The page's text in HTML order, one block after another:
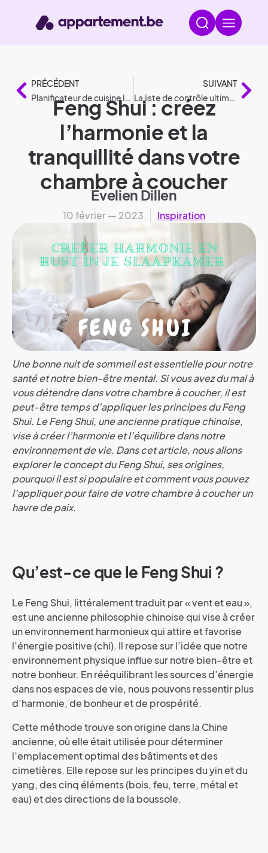
PRÉCÉDENT
Planificateur de cuisine Ikea : la cuisine de vos rêves en ligne
SUIVANT
La liste de contrôle ultime pour les déménagements
Feng Shui : créez
l’harmonie et la
tranquillité dans votre
chambre à coucher
Evelien Dillen
10 février — 2023 Inspiration
Une bonne nuit de sommeil est essentielle pour notre
santé et notre bien-être mental. Si vous avez du mal à
vous détendre dans votre chambre à coucher, il est
peut-être temps d’appliquer les principes du Feng
Shui. Le Feng Shui, une ancienne pratique chinoise,
vise à créer l’harmonie et l’équilibre dans notre
environnement de vie. Dans cet article, nous allons
explorer le concept du Feng Shui, ses origines,
pourquoi il est si populaire et comment vous pouvez
l’appliquer pour faire de votre chambre à coucher un
havre de paix.
Qu’est-ce que le Feng Shui ?
Le Feng Shui, littéralement traduit par « vent et eau »,
est une ancienne philosophie chinoise qui vise à créer
un environnement harmonieux qui attire et favorise
l’énergie positive (chi). Il repose sur l’idée que notre
environnement physique influe sur notre bien-être et
notre bonheur. En rééquilibrant les sources d’énergie
dans nos espaces de vie, nous pouvons ressentir plus
d’harmonie, de bonheur et de prospérité.
Cette méthode trouve son origine dans la Chine
ancienne, où elle était utilisée pour déterminer
l’emplacement optimal des bâtiments et des
cimetières. Elle repose sur les principes du yin et du
yang, des cinq éléments (bois, feu, terre, métal et
eau) et des directions de la boussole.